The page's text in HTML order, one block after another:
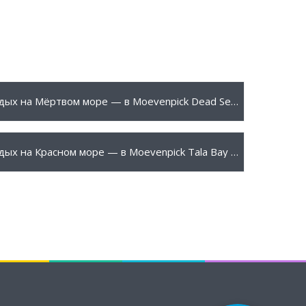
$ ПОДРОБНЕЕ Отдых на Мёртвом море — в Moevenpick Dead Sea 5*
$ ПОДРОБНЕЕ Отдых на Красном море — в Moevenpick Tala Bay 5*